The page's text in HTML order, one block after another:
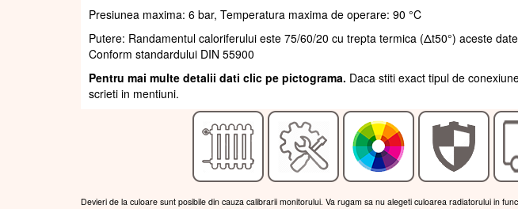
Presiunea maxima: 6 bar, Temperatura maxima de operare: 90 °C
Putere: Randamentul caloriferului este 75/60/20 cu trepta termica (Δt50°) aceste
Conform standardului DIN 55900
Pentru mai multe detalii dati clic pe pictograma. Daca stiti exact tipul de
scrieti in mentiuni.
Devieri de la culoare sunt posibile din cauza calibrarii monitorului. Va rugam sa nu alegeti culoarea radiatorului in